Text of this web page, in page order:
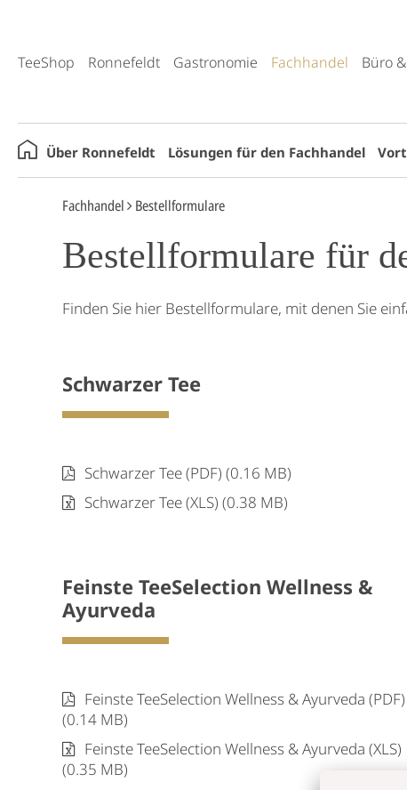
TeeShop Ronnefeldt Gastronomie Fachhandel
Büro
Über Ronnefeldt Lösungen für den Fachhandel
Fachhandel Bestellformulare
Bestellformulare für
Finden Sie hier Bestellformulare, mit denen Sie
Schwarzer Tee
Schwarzer Tee (PDF) (0.16 MB)
Schwarzer Tee (XLS) (0.38 MB)
Feinste TeeSelection Wellness &
Ayurveda
Feinste TeeSelection Wellness & Ayurveda (PDF)
(0.14 MB)
Feinste TeeSelection Wellness & Ayurveda (XLS)
(0.35 MB)